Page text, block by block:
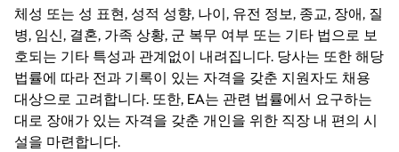
체성 또는 성 표현, 성적 성향, 나이, 유전 정보, 종교, 장애, 질
병, 임신, 결혼, 가족 상황, 군 복무 여부 또는 기타 법으로 보
호되는 기타 특성과 관계없이 내려집니다. 당사는 또한 해당
법률에 따라 전과 기록이 있는 자격을 갖춘 지원자도 채용
대상으로 고려합니다. 또한, EA는 관련 법률에서 요구하는
대로 장애가 있는 자격을 갖춘 개인을 위한 직장 내 편의 시
설을 마련합니다.